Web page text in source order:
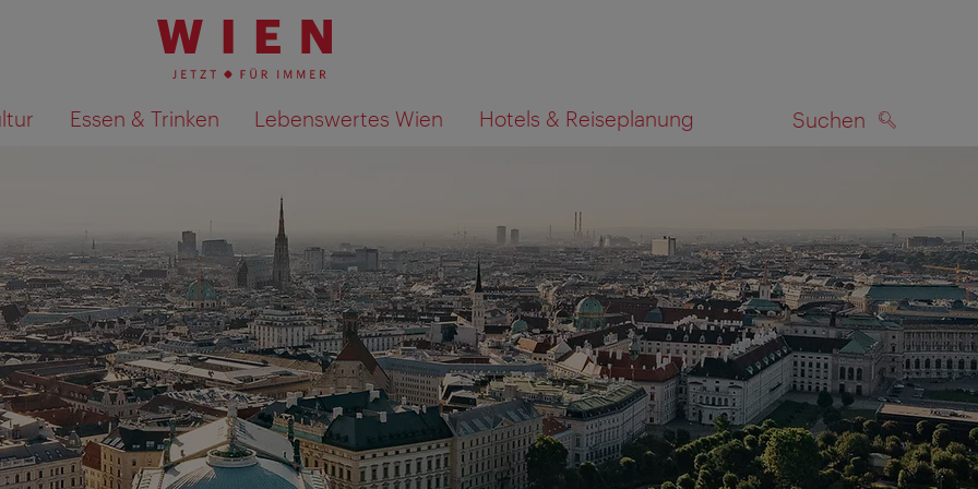
Essen & Trinken Lebenswertes Wien Hotels & Reiseplanung Suchen